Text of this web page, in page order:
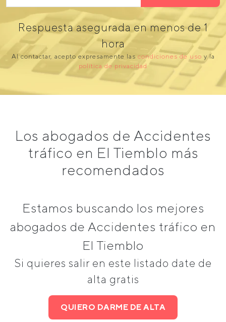
Respuesta asegurada en menos de 1
hora
Al contactar, acepto expresamente las condiciones de uso y la
política de privacidad
Los abogados de Accidentes
tráfico en El Tiemblo más
recomendados
Estamos buscando los mejores
abogados de Accidentes tráfico en
El Tiemblo
Si quieres salir en este listado date de
alta gratis
QUIERO DARME DE ALTA